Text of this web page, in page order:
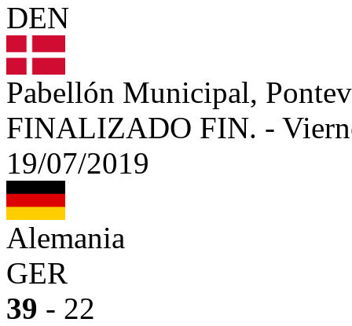
DEN
Pabellón Municipal,
FINALIZADO FIN. -
19/07/2019
Alemania
GER
39 - 22